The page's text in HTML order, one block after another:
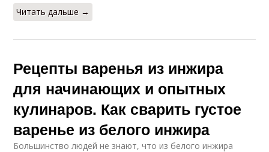
Читать дальше →
Рецепты варенья из инжира
для начинающих и опытных
кулинаров. Как сварить густое
варенье из белого инжира
Большинство людей не знают, что из белого инжира